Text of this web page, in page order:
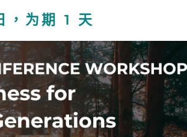
为期 1 天